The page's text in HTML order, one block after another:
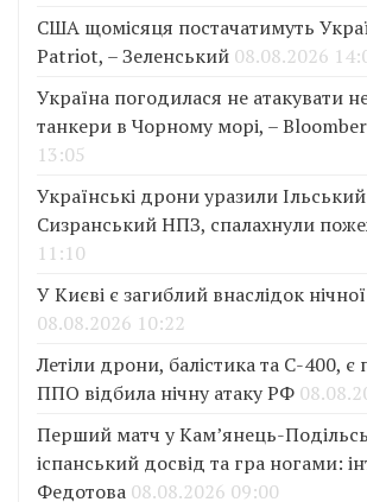
США щомісяця постачатимуть
Patriot, – Зеленський 08.08.2026
Україна погодилася не атакувати
танкери в Чорному морі, –
13:05
Українські дрони уразили
Сизранський НПЗ, спалахнули
11:10
У Києві є загиблий внаслідок
08.08.2026 10:22
Летіли дрони, балістика та С-400,
ППО відбила нічну атаку РФ
Перший матч у Кам’янець-
іспанський досвід та гра ногами:
Федотова 08.08.2026 09:00